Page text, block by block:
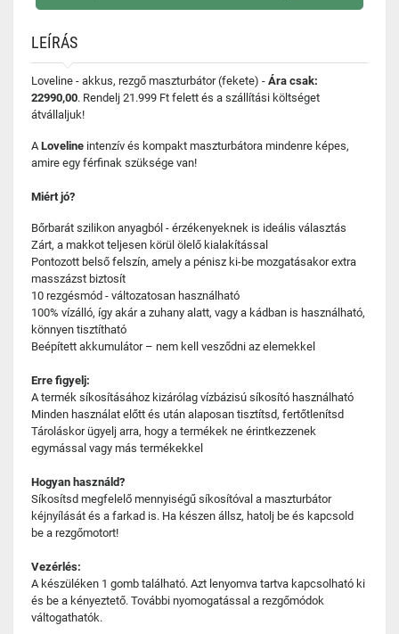
LEÍRÁS
Loveline - akkus, rezgő maszturbátor (fekete) - Ára csak:
22990,00. Rendelj 21.999 Ft felett és a szállítási költséget
átvállaljuk!
ALoveline intenzív és kompakt maszturbátora mindenre képes,
amire egy férfinak szüksége van!
Miért jó?
Bőrbarát szilikon anyagból - érzékenyeknek is ideális választás
Zárt, a makkot teljesen körül ölelő kialakítással
Pontozott belső felszín, amely a pénisz ki-be mozgatásakor extra
masszázst biztosít
10 rezgésmód - változatosan használható
100% vízálló, így akár a zuhany alatt, vagy a kádban is használható,
könnyen tisztítható
Beépített akkumulátor – nem kell vesződni az elemekkel
Erre figyelj:
A termék síkosításához kizárólag vízbázisú síkosító használható
Minden használat előtt és után alaposan tisztítsd, fertőtlenítsd
Tároláskor ügyelj arra, hogy a termékek ne érintkezzenek
egymással vagy más termékekkel
Hogyan használd?
Síkosítsd megfelelő mennyiségű síkosítóval a maszturbátor
kéjnyílását és a farkad is. Ha készen állsz, hatolj be és kapcsold
be a rezgőmotort!
Vezérlés:
A készüléken 1 gomb található. Azt lenyomva tartva kapcsolható ki
és be a kényeztető. További nyomogatással a rezgőmódok
váltogathatók.